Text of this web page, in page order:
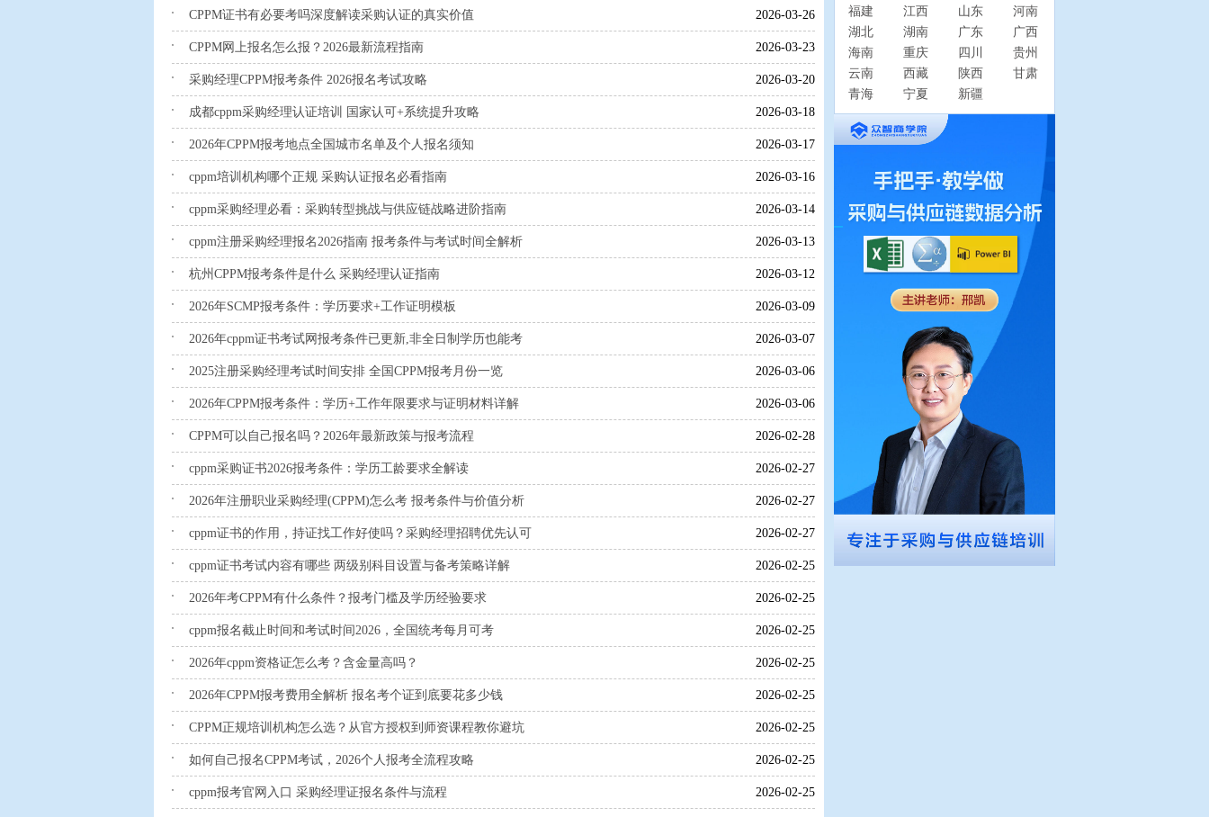
2026-03-26
CPPM证书有必要考吗深度解读采购认证的真实价值
2026-03-23
CPPM网上报名怎么报？2026最新流程指南
2026-03-20
采购经理CPPM报考条件 2026报名考试攻略
2026-03-18
成都cppm采购经理认证培训 国家认可+系统提升攻略
2026-03-17
2026年CPPM报考地点全国城市名单及个人报名须知
2026-03-16
cppm培训机构哪个正规 采购认证报名必看指南
2026-03-14
cppm采购经理必看：采购转型挑战与供应链战略进阶指南
2026-03-13
cppm注册采购经理报名2026指南 报考条件与考试时间全解析
2026-03-12
杭州CPPM报考条件是什么 采购经理认证指南
2026-03-09
2026年SCMP报考条件：学历要求+工作证明模板
2026-03-07
2026年cppm证书考试网报考条件已更新,非全日制学历也能考
2026-03-06
2025注册采购经理考试时间安排 全国CPPM报考月份一览
2026-03-06
2026年CPPM报考条件：学历+工作年限要求与证明材料详解
2026-02-28
CPPM可以自己报名吗？2026年最新政策与报考流程
2026-02-27
cppm采购证书2026报考条件：学历工龄要求全解读
2026-02-27
2026年注册职业采购经理(CPPM)怎么考 报考条件与价值分析
2026-02-27
cppm证书的作用，持证找工作好使吗？采购经理招聘优先认可
2026-02-25
cppm证书考试内容有哪些 两级别科目设置与备考策略详解
2026-02-25
2026年考CPPM有什么条件？报考门槛及学历经验要求
2026-02-25
cppm报名截止时间和考试时间2026，全国统考每月可考
2026-02-25
2026年cppm资格证怎么考？含金量高吗？
2026-02-25
2026年CPPM报考费用全解析 报名考个证到底要花多少钱
2026-02-25
CPPM正规培训机构怎么选？从官方授权到师资课程教你避坑
2026-02-25
如何自己报名CPPM考试，2026个人报考全流程攻略
2026-02-25
cppm报考官网入口 采购经理证报名条件与流程
福建
江西 山东
河南
湖北
湖南 广东
广西
海南
重庆 四川
贵州
云南
西藏 陕西
甘肃
青海
宁夏 新疆